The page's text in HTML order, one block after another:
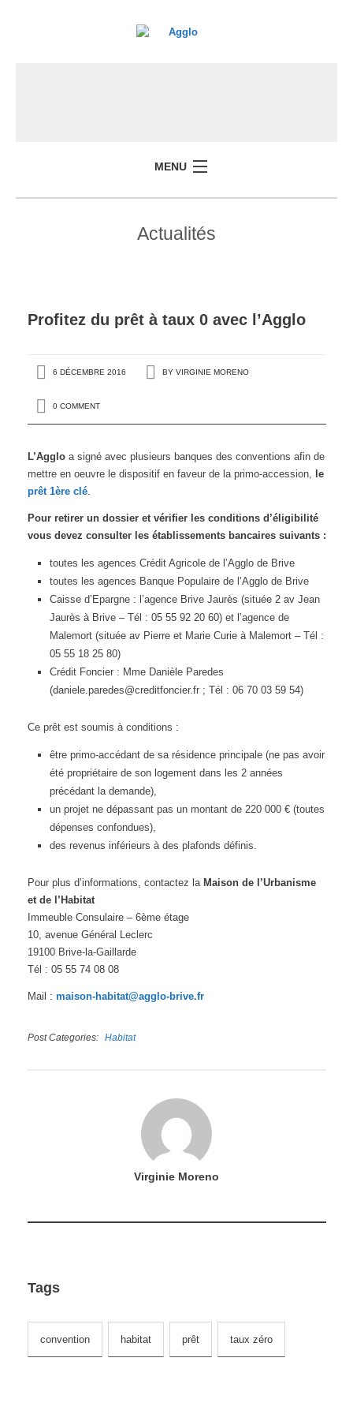
MENU
Actualités
Profitez du prêt à taux 0 avec l’Agglo
6 DÉCEMBRE 2016 BY VIRGINIE MORENO
0 COMMENT
L’Aggloa signé avec plusieurs banques des conventions afin de
mettre en oeuvre le dispositif en faveur de la primo-accession, le
prêt 1ère clé.
Pour retirer un dossier et vérifier les conditions d’éligibilité
vous devez consulter les établissements bancaires suivants :
toutes les agences Crédit Agricole de l’Agglo de Brive
toutes les agences Banque Populaire de l’Agglo de Brive
Caisse d’Epargne : l’agence Brive Jaurès (située 2 av Jean
Jaurès à Brive – Tél : 05 55 92 20 60) et l’agence de
Malemort (située av Pierre et Marie Curie à Malemort – Tél :
05 55 18 25 80)
Crédit Foncier : Mme Danièle Paredes
(daniele.paredes@creditfoncier.fr ; Tél : 06 70 03 59 54)
Ce prêt est soumis à conditions :
être primo-accédant de sa résidence principale (ne pas avoir
été propriétaire de son logement dans les 2 années
précédant la demande),
un projet ne dépassant pas un montant de 220 000 € (toutes
dépenses confondues),
des revenus inférieurs à des plafonds définis.
Pour plus d’informations, contactez la Maison de l’Urbanisme
et de l’Habitat
Immeuble Consulaire – 6ème étage
10, avenue Général Leclerc
19100 Brive-la-Gaillarde
Tél : 05 55 74 08 08
Mail : maison-habitat@agglo-brive.fr
Post Categories Habitat
Virginie Moreno
Tags
convention habitat prêt taux zéro